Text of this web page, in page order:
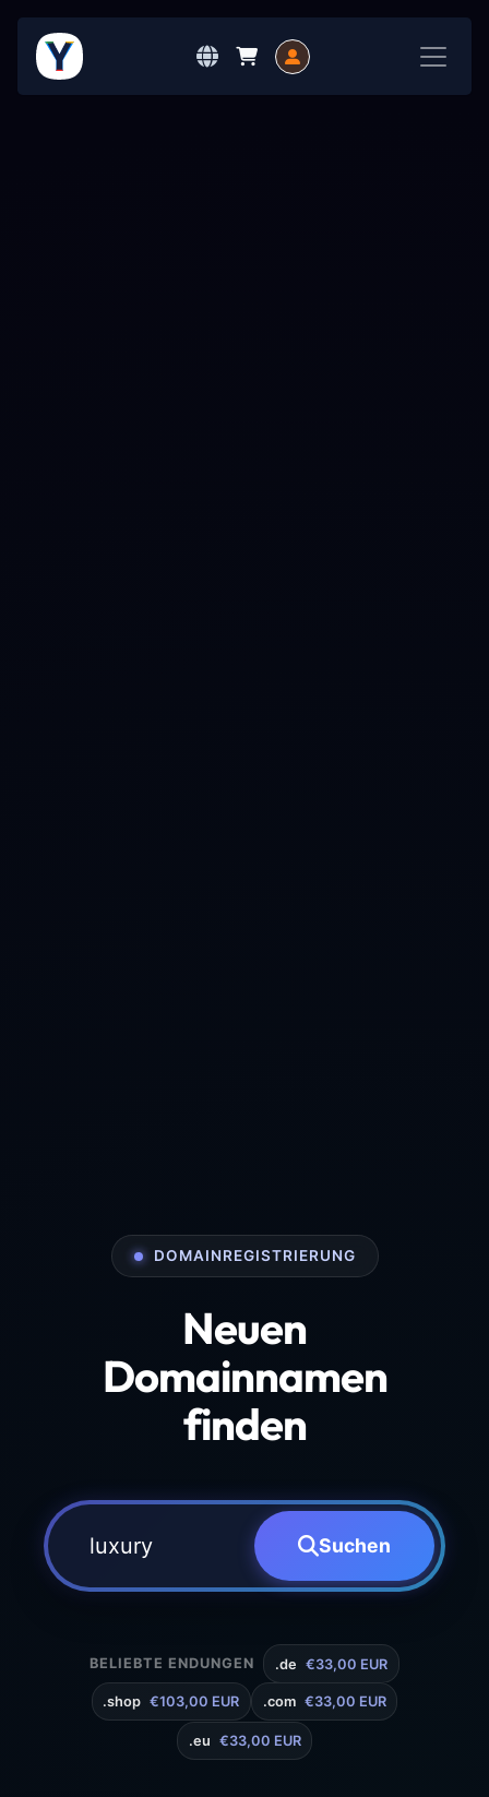
DOMAINREGISTRIERUNG
Neuen
Domainnamen
finden
Suchen
BELIEBTE ENDUNGEN .de €33,00 EUR
.shop €103,00 EUR .com €33,00 EUR
.eu €33,00 EUR